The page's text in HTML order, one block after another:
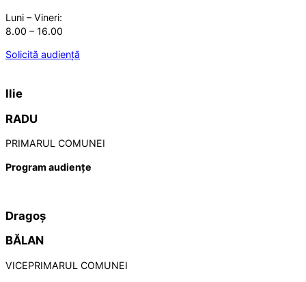
Luni – Vineri:
8.00 – 16.00
Solicită audiență
Ilie
RADU
PRIMARUL COMUNEI
Program audiențe
Dragoș
BĂLAN
VICEPRIMARUL COMUNEI